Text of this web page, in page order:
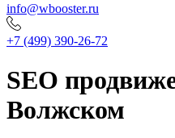
info@wbooster.ru
+7 (499) 390-26-72
SEO
Волжском